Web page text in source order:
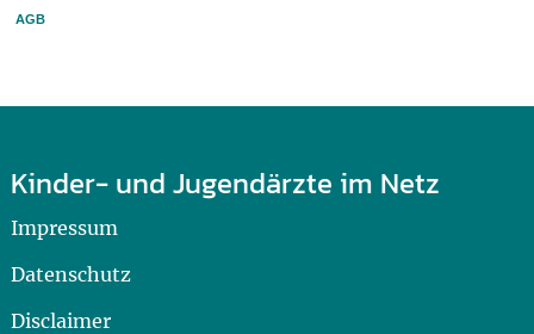
AGB
Kinder- und Jugendärzte im Netz
Impressum
Datenschutz
Disclaimer